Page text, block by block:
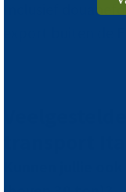
Inclusief